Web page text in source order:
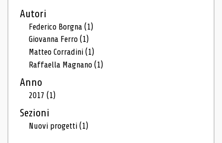
Autori
Federico Borgna(1)
Giovanna Ferro(1)
Matteo Corradini(1)
Raffaella Magnano(1)
Anno
2017(1)
Sezioni
Nuovi progetti(1)